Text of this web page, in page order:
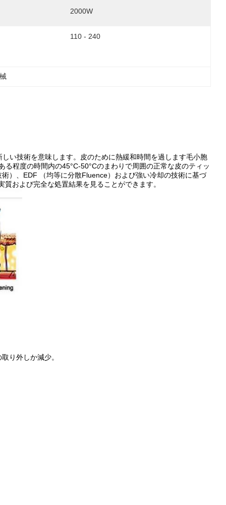
2000W
110 - 240
い技術を意味します。皮のために熱緩和時間を過します毛小胞
程度の時間内の45°C-50°Cのまわりで周囲の正常な皮のティッ
）、EDF （均等に分散Fluence）および強い冷却の技術に基づ
および完全な処置結果を見ることができます。
り外しか減少。